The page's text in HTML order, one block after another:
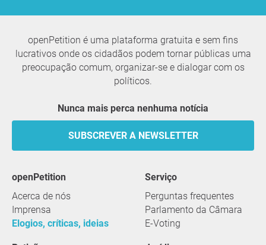
openPetition é uma plataforma gratuita e sem fins
lucrativos onde os cidadãos podem tornar públicas uma
preocupação comum, organizar-se e dialogar com os
políticos.
Nunca mais perca nenhuma notícia
SUBSCREVER A NEWSLETTER
openPetition
Acerca de nós
Imprensa
Elogios, críticas, ideias
serviço
Perguntas frequentes
Parlamento da Câmara
E-Voting